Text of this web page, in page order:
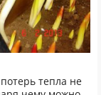
тепла не